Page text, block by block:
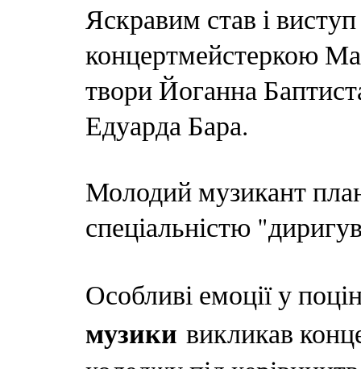
Яскравим став і
концертмейстеркою
твори Йоганна
Едуарда Бара.
Молодий музикант
спеціальністю
Особливі емоції у
музики викликав